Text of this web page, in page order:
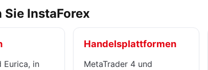
Sie InstaForex
Eurica, in
Handelsplattformen
MetaTrader 4 und